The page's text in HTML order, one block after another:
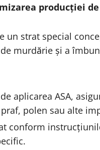
producției de
un strat special
murdărie și a
aplicarea ASA,
polen sau alte
conform